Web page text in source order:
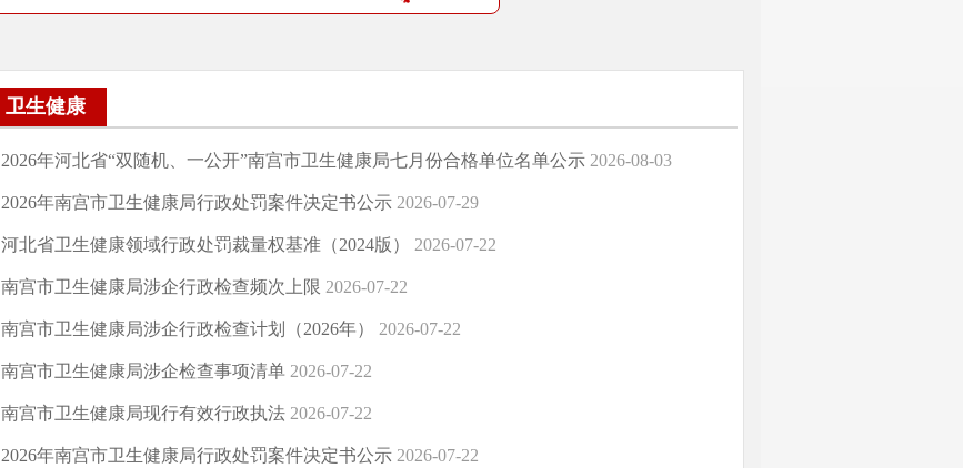
卫生健康
2026年河北省“双随机、一公开”南宫市卫生健康局七月份合格单位名单公示 2026-08-03
2026年南宫市卫生健康局行政处罚案件决定书公示 2026-07-29
河北省卫生健康领域行政处罚裁量权基准（2024版） 2026-07-22
南宫市卫生健康局涉企行政检查频次上限 2026-07-22
南宫市卫生健康局涉企行政检查计划（2026年） 2026-07-22
南宫市卫生健康局涉企检查事项清单 2026-07-22
南宫市卫生健康局现行有效行政执法 2026-07-22
2026年南宫市卫生健康局行政处罚案件决定书公示 2026-07-22